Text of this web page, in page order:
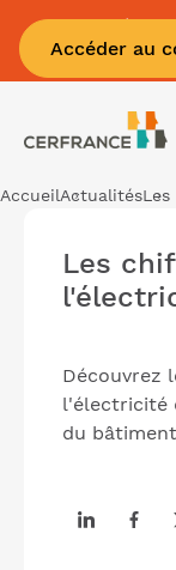
Accéder au
Passez à la
sérénité
AccueilActualités
Les
Découvrez
l'électricité
du